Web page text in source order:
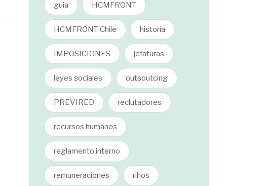
guia HCMFRONT
HCMFRONT Chile historia
IMPOSICIONES jefaturas
leyes sociales outsoutcing
PREVIRED reclutadores
recursos humanos
reglamento interno
remuneraciones rihos